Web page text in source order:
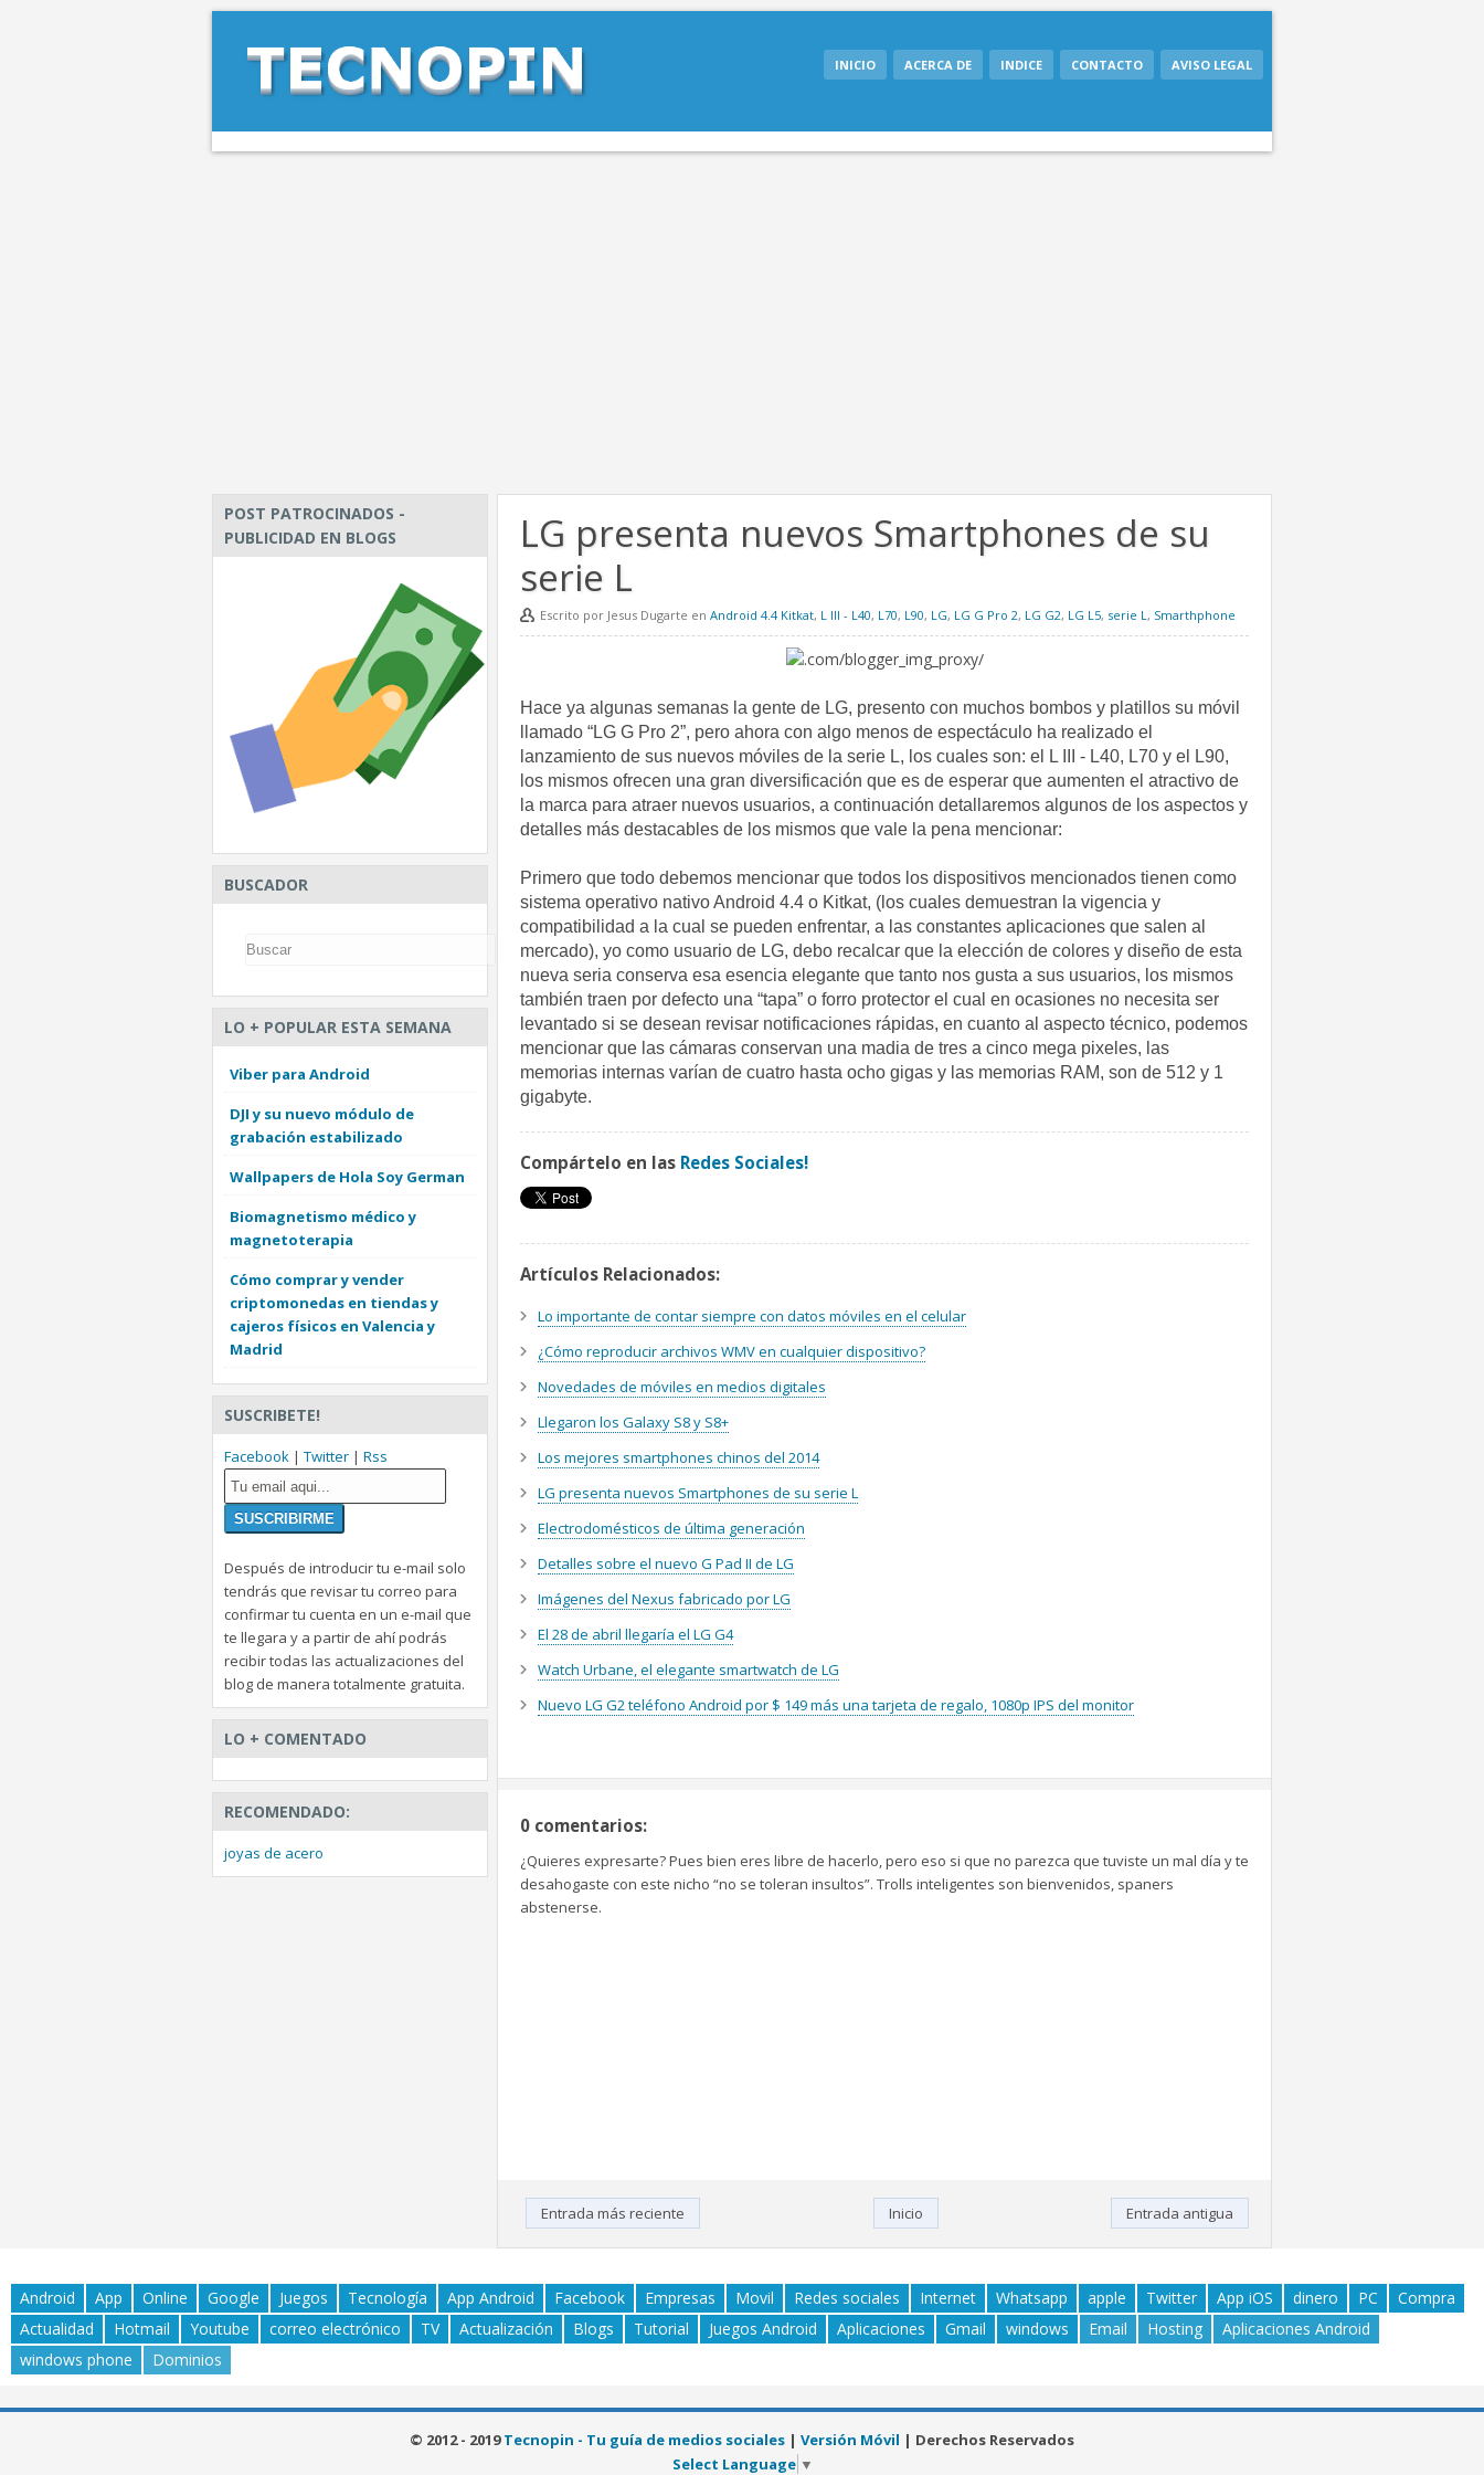
INICIO ACERCA DE INDICE CONTACTO AVISO LEGAL
LG presenta nuevos Smartphones de su
serie L
Escrito por Jesus Dugarte en Android 4.4 Kitkat, L III - L40, L70, L90, LG, LG G Pro 2, LG G2, LG L5, serie L, Smarthphone
Hace ya algunas semanas la gente de LG, presento con muchos bombos y platillos su móvil
llamado “LG G Pro 2”, pero ahora con algo menos de espectáculo ha realizado el
lanzamiento de sus nuevos móviles de la serie L, los cuales son: el L III - L40, L70 y el L90,
los mismos ofrecen una gran diversificación que es de esperar que aumenten el atractivo de
la marca para atraer nuevos usuarios, a continuación detallaremos algunos de los aspectos y
detalles más destacables de los mismos que vale la pena mencionar:
Primero que todo debemos mencionar que todos los dispositivos mencionados tienen como
sistema operativo nativo Android 4.4 o Kitkat, (los cuales demuestran la vigencia y
compatibilidad a la cual se pueden enfrentar, a las constantes aplicaciones que salen al
mercado), yo como usuario de LG, debo recalcar que la elección de colores y diseño de esta
nueva seria conserva esa esencia elegante que tanto nos gusta a sus usuarios, los mismos
también traen por defecto una “tapa” o forro protector el cual en ocasiones no necesita ser
levantado si se desean revisar notificaciones rápidas, en cuanto al aspecto técnico, podemos
mencionar que las cámaras conservan una madia de tres a cinco mega pixeles, las
memorias internas varían de cuatro hasta ocho gigas y las memorias RAM, son de 512 y 1
gigabyte.
Compártelo en las Redes Sociales!
Artículos Relacionados:
Lo importante de contar siempre con datos móviles en el celular
¿Cómo reproducir archivos WMV en cualquier dispositivo?
Novedades de móviles en medios digitales
Llegaron los Galaxy S8 y S8+
Los mejores smartphones chinos del 2014
LG presenta nuevos Smartphones de su serie L
Electrodomésticos de última generación
Detalles sobre el nuevo G Pad II de LG
Imágenes del Nexus fabricado por LG
El 28 de abril llegaría el LG G4
Watch Urbane, el elegante smartwatch de LG
Nuevo LG G2 teléfono Android por $ 149 más una tarjeta de regalo, 1080p IPS del monitor
0 comentarios:
¿Quieres expresarte? Pues bien eres libre de hacerlo, pero eso si que no parezca que tuviste un mal día y te
desahogaste con este nicho “no se toleran insultos”. Trolls inteligentes son bienvenidos, spaners
abstenerse.
Entrada más reciente Entrada antigua
Inicio
POST PATROCINADOS -
PUBLICIDAD EN BLOGS
BUSCADOR
LO + POPULAR ESTA SEMANA
Viber para Android
DJI y su nuevo módulo de
grabación estabilizado
Wallpapers de Hola Soy German
Biomagnetismo médico y
magnetoterapia
Cómo comprar y vender
criptomonedas en tiendas y
cajeros físicos en Valencia y
Madrid
SUSCRIBETE!
Facebook | Twitter | Rss
Después de introducir tu e-mail solo
tendrás que revisar tu correo para
confirmar tu cuenta en un e-mail que
te llegara y a partir de ahí podrás
recibir todas las actualizaciones del
blog de manera totalmente gratuita.
LO + COMENTADO
RECOMENDADO:
joyas de acero
Android App Online Google Juegos Tecnología App Android Facebook Empresas Movil Redes sociales Internet Whatsapp apple Twitter App iOS dinero PC
Compra
Actualidad
Hotmail Youtube correo electrónico TV Actualización Blogs Tutorial Juegos Android Aplicaciones Gmail windows Email Hosting
Aplicaciones Android
windows phone
Dominios
© 2012 - 2019Tecnopin - Tu guía de medios sociales | Versión Móvil | Derechos Reservados
Select Language ▼